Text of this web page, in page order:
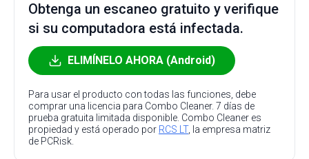
Obtenga un escaneo gratuito y verifique
si su computadora está infectada.
ELIMÍNELO AHORA (Android)
Para usar el producto con todas las funciones, debe
comprar una licencia para Combo Cleaner. 7 días de
prueba gratuita limitada disponible. Combo Cleaner es
propiedad y está operado por RCS LT, la empresa matriz
de PCRisk.